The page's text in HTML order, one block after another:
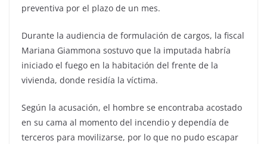
preventiva por el plazo de un mes.
Durante la audiencia de formulación de cargos, la fiscal
Mariana Giammona sostuvo que la imputada habría
iniciado el fuego en la habitación del frente de la
vivienda, donde residía la víctima.
Según la acusación, el hombre se encontraba acostado
en su cama al momento del incendio y dependía de
terceros para movilizarse, por lo que no pudo escapar